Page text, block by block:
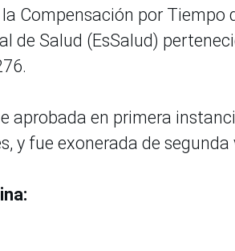
Compensación por Tiempo
de Salud (EsSalud)
aprobada en primera
y fue exonerada de segunda